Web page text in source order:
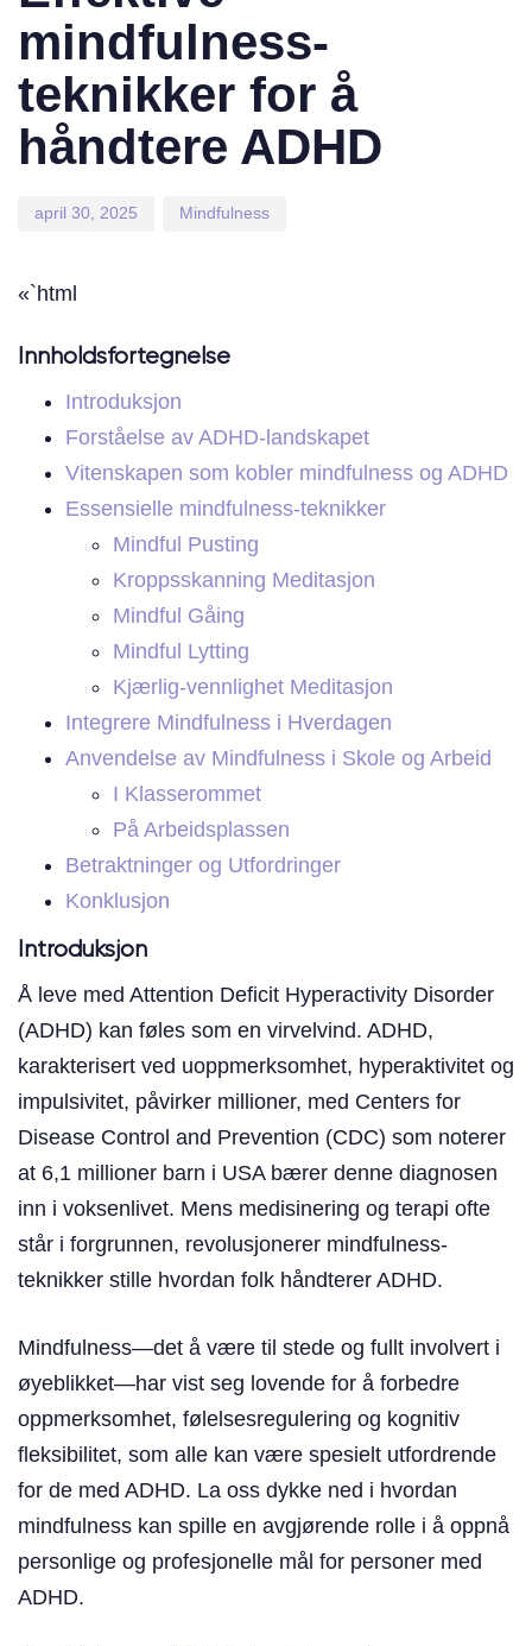
mindfulness-
teknikker for å
håndtere ADHD
april 30, 2025 Mindfulness
«`html
Innholdsfortegnelse
Introduksjon
Forståelse av ADHD-landskapet
Vitenskapen som kobler mindfulness og ADHD
Essensielle mindfulness-teknikker
Mindful Pusting
Kroppsskanning Meditasjon
Mindful Gåing
Mindful Lytting
Kjærlig-vennlighet Meditasjon
Integrere Mindfulness i Hverdagen
Anvendelse av Mindfulness i Skole og Arbeid
I Klasserommet
På Arbeidsplassen
Betraktninger og Utfordringer
Konklusjon
Introduksjon
Å leve med Attention Deficit Hyperactivity Disorder
(ADHD) kan føles som en virvelvind. ADHD,
karakterisert ved uoppmerksomhet, hyperaktivitet og
impulsivitet, påvirker millioner, med Centers for
Disease Control and Prevention (CDC) som noterer
at 6,1 millioner barn i USA bærer denne diagnosen
inn i voksenlivet. Mens medisinering og terapi ofte
står i forgrunnen, revolusjonerer mindfulness-
teknikker stille hvordan folk håndterer ADHD.
Mindfulness—det å være til stede og fullt involvert i
øyeblikket—har vist seg lovende for å forbedre
oppmerksomhet, følelsesregulering og kognitiv
fleksibilitet, som alle kan være spesielt utfordrende
for de med ADHD. La oss dykke ned i hvordan
mindfulness kan spille en avgjørende rolle i å oppnå
personlige og profesjonelle mål for personer med
ADHD.